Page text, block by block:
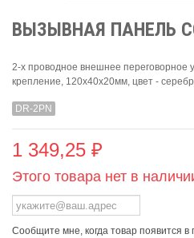
ВЫЗЫВНАЯ ПАНЕЛЬ
2-х проводное внешнее переговорное
крепление, 120х40х20мм, цвет -
DR-2PN
1 349,25 ₽
Этого товара нет в
Сообщите мне, когда товар появится в